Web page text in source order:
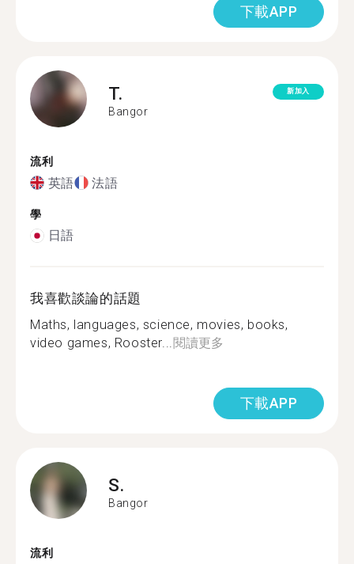
下載APP
T.
Bangor
新加入
流利
英語 法語
學
日語
我喜歡談論的話題
Maths, languages, science, movies, books,
video games, Rooster...閱讀更多
下載APP
S.
Bangor
流利